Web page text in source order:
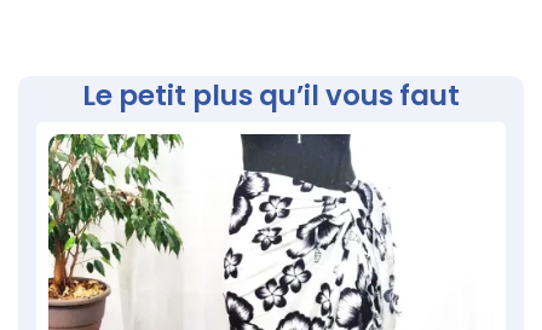
Le petit plus qu’il vous faut